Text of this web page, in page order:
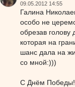
09.05.2012 14:55
Галина
особо не
обрезав
которая на
шанс дала на
со мной:)))
С Днём